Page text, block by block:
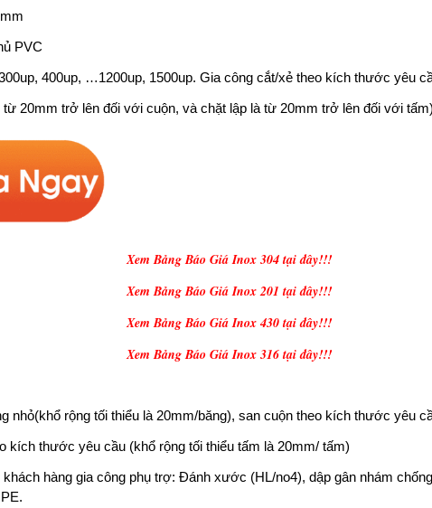
PVC
400up, …1200up, 1500up. Gia công cắt/xẻ theo kích thước yêu
từ 20mm trở lên đối với cuộn, và chặt lập là từ 20mm trở lên đối với tấm)
Xem Bảng Báo Giá Inox 304 tại đây!!!
Xem Bảng Báo Giá Inox 201 tại đây!!!
Xem Bảng Báo Giá Inox 430 tại đây!!!
Xem Bảng Báo Giá Inox 316 tại đây!!!
nhỏ(khổ rộng tối thiểu là 20mm/băng), san cuộn theo kích thước yêu
kích thước yêu cầu (khổ rộng tối thiểu tấm là 20mm/ tấm)
hàng gia công phụ trợ: Đánh xước (HL/no4), dập gân nhám